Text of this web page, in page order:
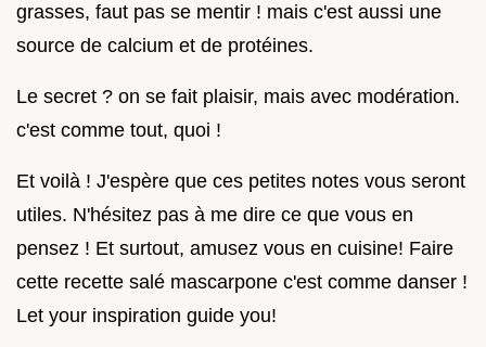
grasses, faut pas se mentir ! mais c'est aussi une
source de calcium et de protéines.
Le secret ? on se fait plaisir, mais avec modération.
c'est comme tout, quoi !
Et voilà ! J'espère que ces petites notes vous seront
utiles. N'hésitez pas à me dire ce que vous en
pensez ! Et surtout, amusez vous en cuisine! Faire
cette recette salé mascarpone c'est comme danser !
Let your inspiration guide you!